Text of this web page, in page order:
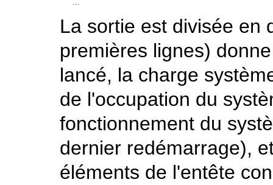
La sortie est divisée en
premières lignes)
lancé, la charge
de l'occupation du
fonctionnement du
dernier redémarrage),
éléments de l'entête